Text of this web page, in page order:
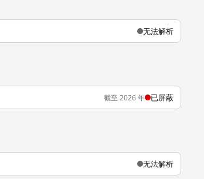
无法解析
截至 2026 年 已屏蔽
无法解析